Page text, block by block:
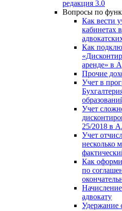
редакция 3.0
Вопросы по
Как вести
кабинетах
Как
аренде» в
Прочие
Учет в
Учет
25/2018 в
Учет
несколько
Как
по
адвокату
Удержание